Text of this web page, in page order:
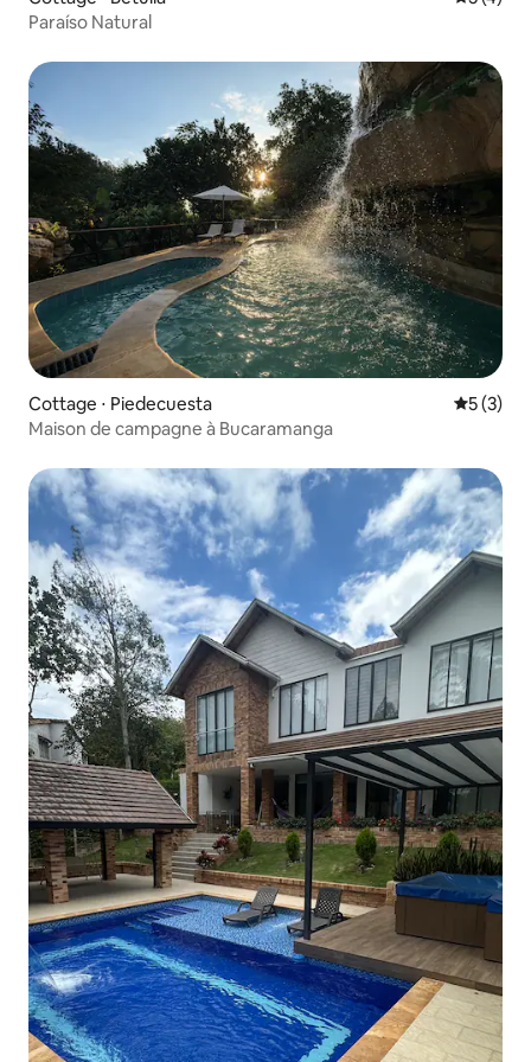
Paraíso Natural
Cottage ⋅ Piedecuesta
5 (3)
Maison de campagne à Bucaramanga